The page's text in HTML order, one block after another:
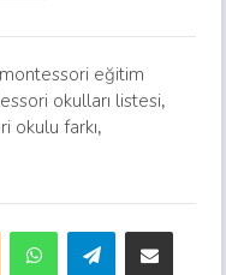
montessori eğitim
okulları listesi,
okulu farkı,
Reddit WhatsAppTelegram